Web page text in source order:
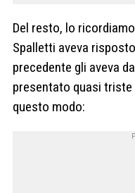
Del resto, lo
Spalletti aveva
precedente gli aveva
presentato quasi triste
questo modo: